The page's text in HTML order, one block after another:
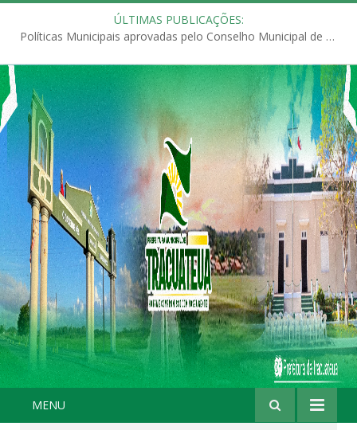
ÚLTIMAS PUBLICAÇÕES:
Políticas Municipais aprovadas pelo Conselho Municipal de Educação (CME)
MENU